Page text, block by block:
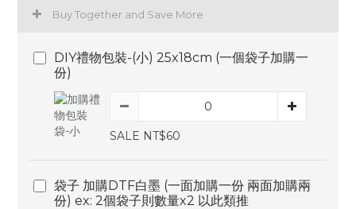
Buy Together and Save More
DIY禮物包裝-(小) 25x18cm (一個袋子加購一
份)
SALE NT$60
袋子 加購DTF白墨 (一面加購一份 兩面加購兩
份) ex: 2個袋子則數量x2 以此類推